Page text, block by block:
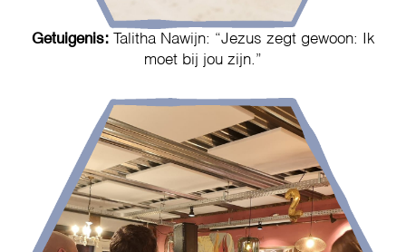
Getuigenis:
Talitha Nawijn: “Jezus zegt gewoon: Ik
moet bij jou zijn.”